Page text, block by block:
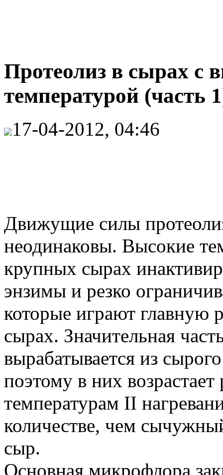
Протеолиз в сырах с
температурой (часть
17-04-2012, 04:46
Движущие силы
неодинаковы. Высокие
крупных сырах
энзимы и резко
которые играют главную
сырах. Значительная
вырабатывается из
поэтому в них
температурам II
количестве, чем
сыр.
Основная микрофлора